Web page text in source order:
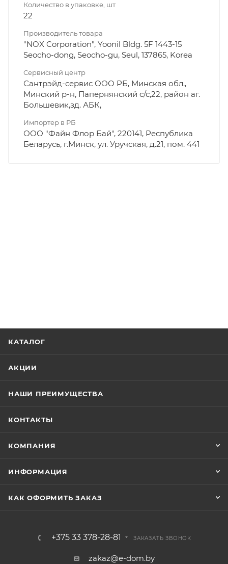
Количество в упаковке, шт
22
Производитель товара
"NOX Corporation", Yoonil Bldg. 5F 1443-15
Seocho-dong, Seocho-gu, Seul, 137865, Korea
Сервисный центр
Сантрэйд-сервис ООО РБ, Минская обл.,
Минский р-н, Папернянский с/с,22, район аг.
Большевик,зд. АБК,
Импортер в РБ
ООО "Файн Флор Бай", 220141, Республика
Беларусь, г.Минск, ул. Уручская, д.21, пом. 441
КАТАЛОГ
АКЦИИ
НАШИ ПРЕИМУЩЕСТВА
КОНТАКТЫ
КОМПАНИЯ
ИНФОРМАЦИЯ
КАК ОФОРМИТЬ ЗАКАЗ
+375 33 378-28-81 ЗАКАЗАТЬ ЗВОНОК
zakaz@e-dom.by